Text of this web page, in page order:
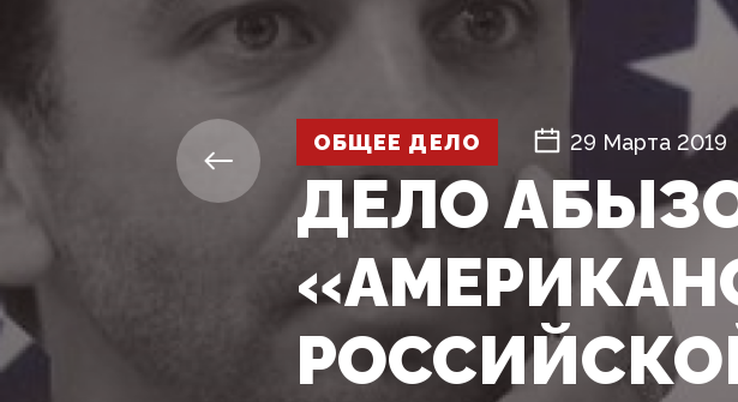
ОБЩЕЕ ДЕЛО 29 Марта 2019
ДЕЛО